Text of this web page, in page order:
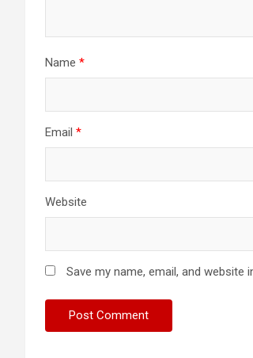
Name *
Email *
Website
Save my name, email, and